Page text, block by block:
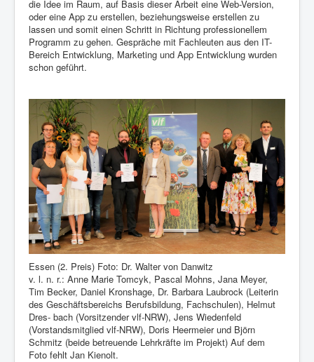
die Idee im Raum, auf Basis dieser Arbeit eine Web-Version,
oder eine App zu erstellen, beziehungsweise erstellen zu
lassen und somit einen Schritt in Richtung professionellem
Programm zu gehen. Gespräche mit Fachleuten aus den IT-
Bereich Entwicklung, Marketing und App Entwicklung wurden
schon geführt.
Essen (2. Preis) Foto: Dr. Walter von Danwitz
v. l. n. r.: Anne Marie Tomcyk, Pascal Mohns, Jana Meyer,
Tim Becker, Daniel Kronshage, Dr. Barbara Laubrock (Leiterin
des Geschäftsbereichs Berufsbildung, Fachschulen), Helmut
Dres- bach (Vorsitzender vlf-NRW), Jens Wiedenfeld
(Vorstandsmitglied vlf-NRW), Doris Heermeier und Björn
Schmitz (beide betreuende Lehrkräfte im Projekt) Auf dem
Foto fehlt Jan Kienolt.